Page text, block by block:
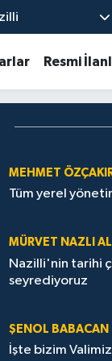
Resmi
MEHMET
Tüm yerel
MÜRVET NAZLI
Nazilli'nin tarihi
seyrediyoruz
ŞENOL BABACAN
İşte bizim Valimiz